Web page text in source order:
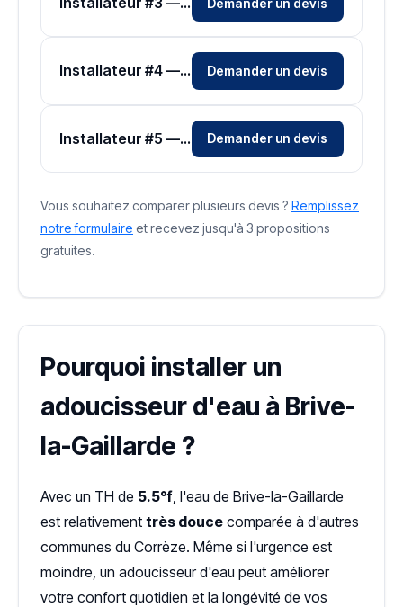
Installateur #4 — Zone Corrèze Demander un devis
Installateur #5 — Zone Corrèze Demander un devis
Vous souhaitez comparer plusieurs devis ? Remplissez
notre formulaire et recevez jusqu'à 3 propositions
gratuites.
Pourquoi installer un
adoucisseur d'eau à Brive-
la-Gaillarde ?
Avec un TH de 5.5°f , l'eau de Brive-la-Gaillarde
est relativement très douce comparée à d'autres
communes du Corrèze. Même si l'urgence est
moindre, un adoucisseur d'eau peut améliorer
votre confort quotidien et la longévité de vos